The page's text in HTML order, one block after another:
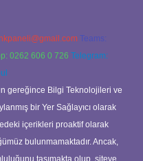
Teams:
0262 606 0 726 Telegram:
gereğince Bilgi Teknolojileri ve
bir Yer Sağlayıcı olarak
içerikleri proaktif olarak
bulunmamaktadır. Ancak,
taşımakta olup, siteye